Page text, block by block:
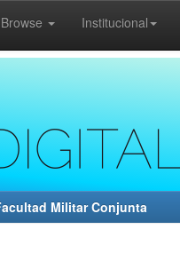
Browse Institucional
Militar Conjunta